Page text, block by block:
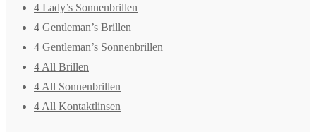
4 Lady’s Sonnenbrillen
4 Gentleman’s Brillen
4 Gentleman’s Sonnenbrillen
4 All Brillen
4 All Sonnenbrillen
4 All Kontaktlinsen